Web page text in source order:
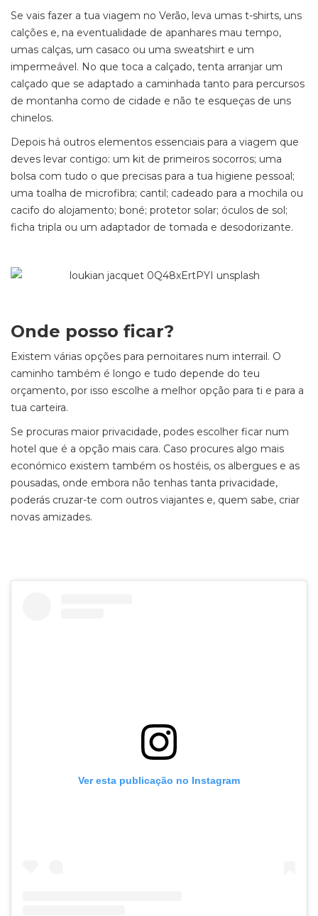
Se vais fazer a tua viagem no Verão, leva umas t-shirts, uns
calções e, na eventualidade de apanhares mau tempo,
umas calças, um casaco ou uma sweatshirt e um
impermeável. No que toca a calçado, tenta arranjar um
calçado que se adaptado a caminhada tanto para percursos
de montanha como de cidade e não te esqueças de uns
chinelos.
Depois há outros elementos essenciais para a viagem que
deves levar contigo: um kit de primeiros socorros; uma
bolsa com tudo o que precisas para a tua higiene pessoal;
uma toalha de microfibra; cantil; cadeado para a mochila ou
cacifo do alojamento; boné; protetor solar; óculos de sol;
ficha tripla ou um adaptador de tomada e desodorizante.
Onde posso ficar?
Existem várias opções para pernoitares num interrail. O
caminho também é longo e tudo depende do teu
orçamento, por isso escolhe a melhor opção para ti e para a
tua carteira.
Se procuras maior privacidade, podes escolher ficar num
hotel que é a opção mais cara. Caso procures algo mais
económico existem também os hostéis, os albergues e as
pousadas, onde embora não tenhas tanta privacidade,
poderás cruzar-te com outros viajantes e, quem sabe, criar
novas amizades.
Ver esta publicação no Instagram